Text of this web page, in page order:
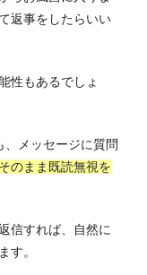
返事をしたらいい
性もあるでしょ
メッセージに質問
のまま既読無視を
信すれば、自然に
す。